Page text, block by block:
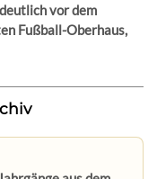
vor dem
Fußball-Oberhaus,